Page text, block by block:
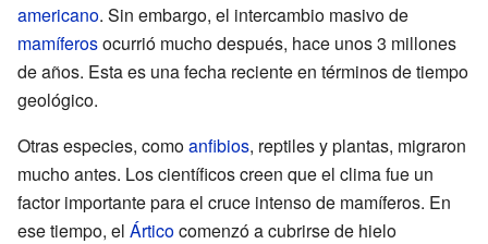
americano. Sin embargo, el intercambio masivo de
mamíferosocurrió mucho después, hace unos 3 millones
de años. Esta es una fecha reciente en términos de tiempo
geológico.
Otras especies, comoanfibios, reptiles y plantas, migraron
mucho antes. Los científicos creen que el clima fue un
factor importante para el cruce intenso de mamíferos. En
ese tiempo, el Árticocomenzó a cubrirse de hielo